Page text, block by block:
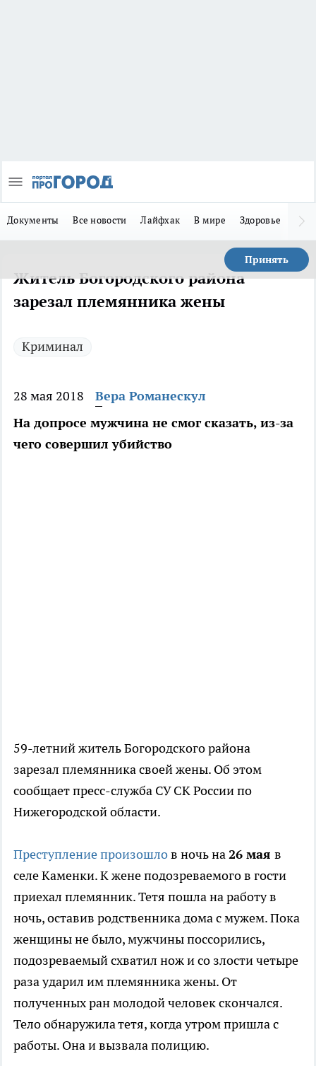
Документы Все новости Лайфхак В мире Здоровье
Принять
Житель Богородского района
зарезал племянника жены
Криминал
28 мая 2018
Вера Романескул
На допросе мужчина не смог сказать, из-за
чего совершил убийство
59-летний житель Богородского района
зарезал племянника своей жены. Об этом
сообщает пресс-служба СУ СК России по
Нижегородской области.
Преступление произошлов ночь на26 мая в
селе Каменки. К жене подозреваемого в гости
приехал племянник. Тетя пошла на работу в
ночь, оставив родственника дома с мужем. Пока
женщины не было, мужчины поссорились,
подозреваемый схватил нож и со злости четыре
раза ударил им племянника жены. От
полученных ран молодой человек скончался.
Тело обнаружила тетя, когда утром пришла с
работы. Она и вызвала полицию.